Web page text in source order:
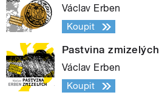
Václav Erben
Koupit
Pastvina zmizelých
Václav Erben
Koupit